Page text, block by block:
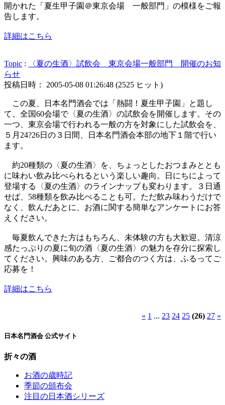
開かれた「夏生甲子園＠東京会場 一般部門」の模様をご報
告します。
詳細はこちら
Topic :
〈夏の生酒〉試飲会 東京会場一般部門 開催のお知
らせ
投稿日時： 2005-05-08 01:26:48 (2525 ヒット )
この夏、日本名門酒会では「熱闘！夏生甲子園」と題し
て、全国60会場で〈夏の生酒〉の試飲会を開催します。その
一つ、東京会場で行われる一般の方を対象にした試飲会を、
５月24?26日の３日間、日本名門酒会本部の地下１階で行い
ます。
約20種類の〈夏の生酒〉を、ちょっとしたおつまみととも
に味わい飲み比べられるという楽しい趣向。日にちによって
登場する〈夏の生酒〉のラインナップも変わります。３日通
せば、58種類を飲み比べることも可。ただ飲み味わうだけで
なく、飲んだあとに、お酒に関する簡単なアンケートにお答
えください。
毎夏飲んできた方はもちろん、未体験の方も大歓迎。清涼
感たっぷりの夏に旬の酒〈夏の生酒〉の魅力を存分に探索し
てください。興味のある方、ご都合のつく方は、ふるってご
応募を！
詳細はこちら
« 1 ... 23 24 25 (26) 27 »
日本名門酒会 公式サイト
折々の酒
お酒の歳時記
季節の頒布会
注目の日本酒シリーズ